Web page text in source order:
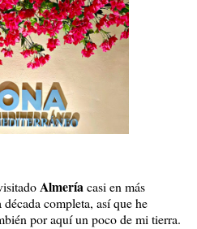
Almeríacasi en más
completa, así que he
por aquí un poco de mi tierra.